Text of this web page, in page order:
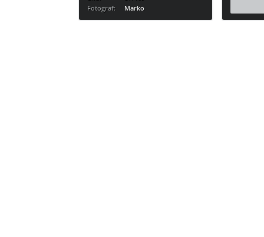
Fotograf:
Marko